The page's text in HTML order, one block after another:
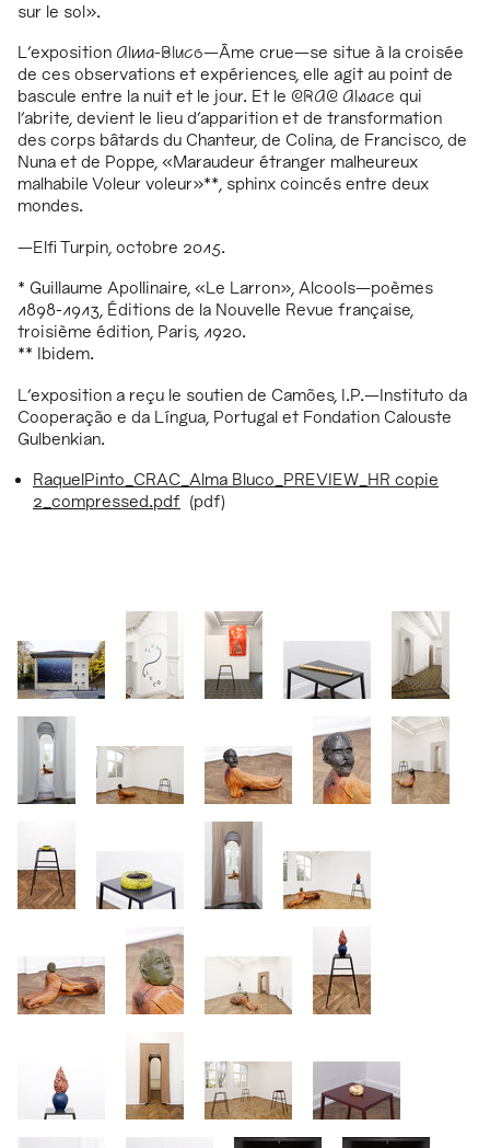
sur le sol».
L’exposition Alma-Bluco—Âme crue—se situe à la croisée
de ces observations et expériences, elle agit au point de
bascule entre la nuit et le jour. Et le CRAC Alsace qui
l’abrite, devient le lieu d’apparition et de transformation
des corps bâtards du Chanteur, de Colina, de Francisco, de
Nuna et de Poppe, «Maraudeur étranger malheureux
malhabile Voleur voleur»**, sphinx coincés entre deux
mondes.
—Elfi Turpin, octobre 2015.
* Guillaume Apollinaire, «Le Larron», Alcools—poèmes
1898-1913, Éditions de la Nouvelle Revue française,
troisième édition, Paris, 1920.
** Ibidem.
L'exposition a reçu le soutien de Camões, I.P.—Instituto da
Cooperação e da Língua, Portugal et Fondation Calouste
Gulbenkian.
RaquelPinto_CRAC_Alma Bluco_PREVIEW_HR copie
2_compressed.pdf (pdf)